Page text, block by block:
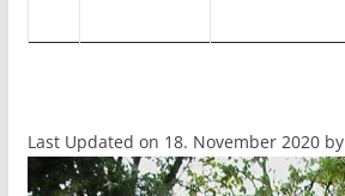
Last Updated on 18. November 2020 by